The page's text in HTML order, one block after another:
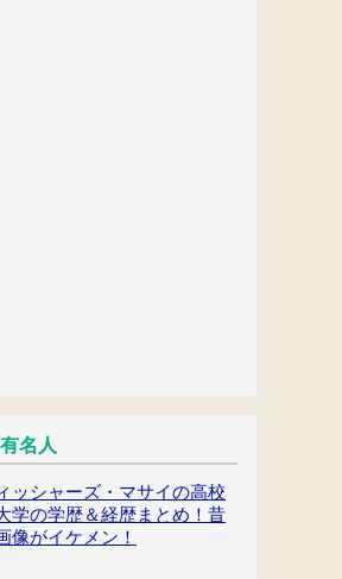
名人
ッシャーズ・マサイの高校
学の学歴＆経歴まとめ！昔
像がイケメン！